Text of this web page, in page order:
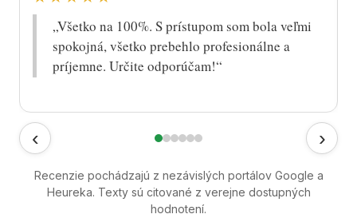
‹
„Všetko na 100%. S prístupom som bola veľmi
spokojná, všetko prebehlo profesionálne a
príjemne. Určite odporúčam!“
›
Recenzie pochádzajú z nezávislých portálov Google a
Heureka. Texty sú citované z verejne dostupných
hodnotení.